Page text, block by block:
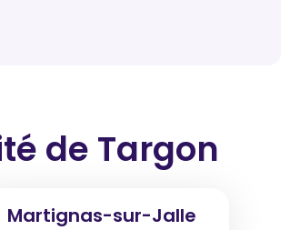
de Targon
Martignas-sur-Jalle